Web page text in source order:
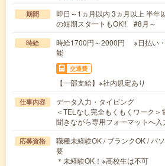
期間
即日～1ヵ月以内 3ヵ月以上 半
の短期スタートもOK!! #8月～
時給
時給1700円～2000円 ※日払い
能
交通費
【一部支給】※社内規定あり
仕事内容
データ入力・タイピング
＜TELなし完全もくもくワーク
聞きながら専用フォーマットへ
応募資格
職種未経験OK / ブランクOK / パ
要
＊未経験OK！※高校生は不可